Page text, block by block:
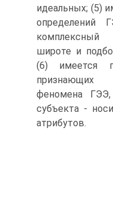
идеальных; (5)
определений
комплексный
широте и
(6) имеется
признающих
феномена
субъекта -
атрибутов.